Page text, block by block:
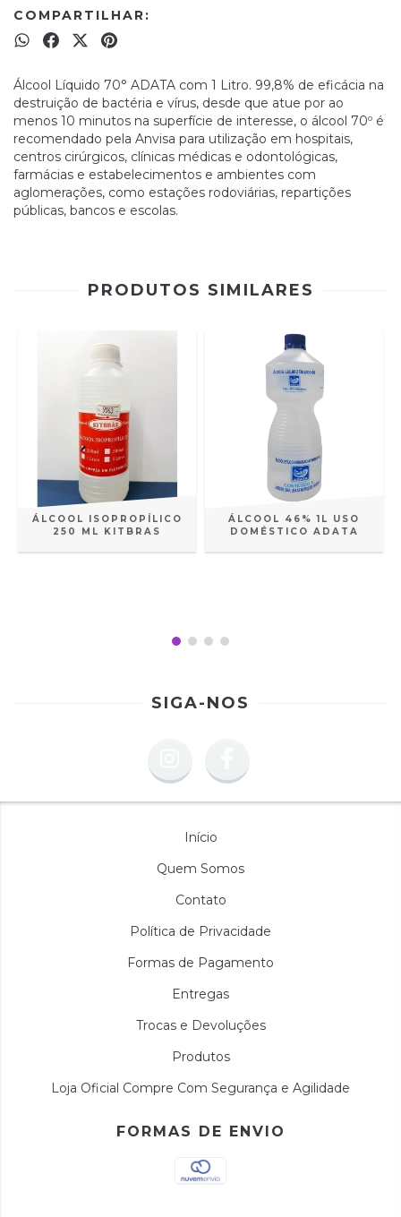
COMPARTILHAR:
Álcool Líquido 70° ADATA com 1 Litro. 99,8% de eficácia na
destruição de bactéria e vírus, desde que atue por ao
menos 10 minutos na superfície de interesse, o álcool 70º é
recomendado pela Anvisa para utilização em hospitais,
centros cirúrgicos, clínicas médicas e odontológicas,
farmácias e estabelecimentos e ambientes com
aglomerações, como estações rodoviárias, repartições
públicas, bancos e escolas.
PRODUTOS SIMILARES
ÁLCOOL ISOPROPÍLICO
250 ML KITBRAS
ÁLCOOL 46% 1L USO
DOMÉSTICO ADATA
SIGA-NOS
Início
Quem Somos
Contato
Política de Privacidade
Formas de Pagamento
Entregas
Trocas e Devoluções
Produtos
Loja Oficial Compre Com Segurança e Agilidade
FORMAS DE ENVIO